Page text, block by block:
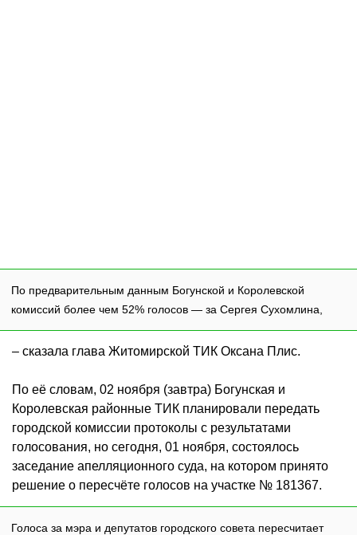
По предварительным данным Богунской и Королевской
комиссий более чем 52% голосов — за Сергея Сухомлина,
– сказала глава Житомирской ТИК Оксана Плис.
По её словам, 02 ноября (завтра) Богунская и
Королевская районные ТИК планировали передать
городской комиссии протоколы с результатами
голосования, но сегодня, 01 ноября, состоялось
заседание апелляционного суда, на котором принято
решение о пересчёте голосов на участке № 181367.
Голоса за мэра и депутатов городского совета пересчитает